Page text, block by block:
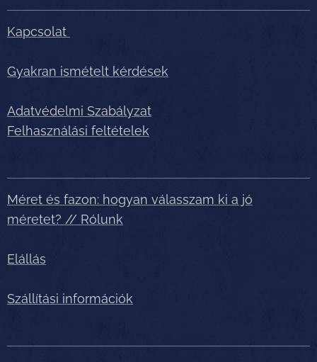
Kapcsolat
Gyakran ismételt kérdések
Adatvédelmi Szabályzat
Felhasználási feltételek
Méret és fazon: hogyan válasszam ki a jó
méretet? // Rólunk
Elállás
Szállítási információk